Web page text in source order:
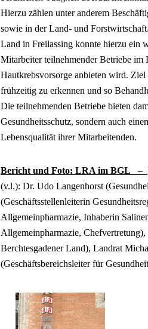
Hierzu zählen unter anderem
sowie in der Land- und
Land in Freilassing konnte hierzu ein
Mitarbeiter teilnehmender Betriebe
Hautkrebsvorsorge anbieten wird.
frühzeitig zu erkennen und so
Die teilnehmenden Betriebe bieten
Gesundheitsschutz, sondern auch
Lebensqualität ihrer Mitarbeitenden.
Bericht und Foto: LRA im BGL –
(v.l.): Dr. Udo Langenhorst
(Geschäftsstellenleiterin
Allgemeinpharmazie, Inhaberin
Allgemeinpharmazie,
Berchtesgadener Land), Landrat
(Geschäftsbereichsleiter für